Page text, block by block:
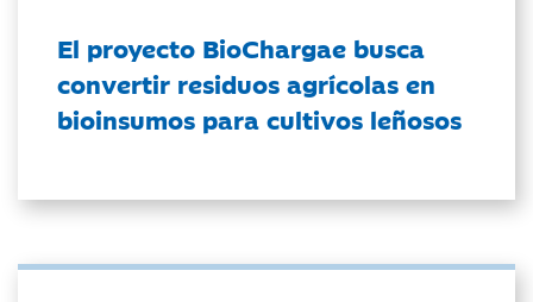
El proyecto BioChargae busca
convertir residuos agrícolas en
bioinsumos para cultivos leñosos